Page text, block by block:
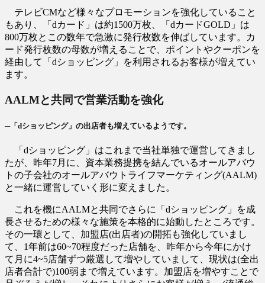
テレビCMなど様々なプロモーションを強化していること
もあり、「dカード」は約1500万枚、「dカードGOLD」は
800万枚とこの数年で急激に発行枚数を伸ばしています。カ
ード発行枚数の母数が増えることで、ポイントやクーポンを
経由して「dショッピング」を利用されるお客様が増えてい
ます。
AALMと共同で営業活動を強化
─「dショッピング」の出店者も増えているようです。
「dショッピング」はこれまで当社単独で運営してきまし
たが、昨年7月に、資本業務提携を結んでいるオールアバウ
トの子会社のオールアバウトライフマーケティング(AALM)
と一緒に運営していく形に変えました。
これを機にAALMと共同でさらに「dショッピング」を成
長させるための様々な施策を本格的に始動したところです。
その一環として、加盟店(出店者)の開拓も強化していまし
て、1年前は60~70程度だった店舗を、昨年から今年にかけ
て月に4~5店舗ずつ厳選して増やしていまして、現状は(全出
店者合計で)100弱まで増えています。加盟店を増やすことで